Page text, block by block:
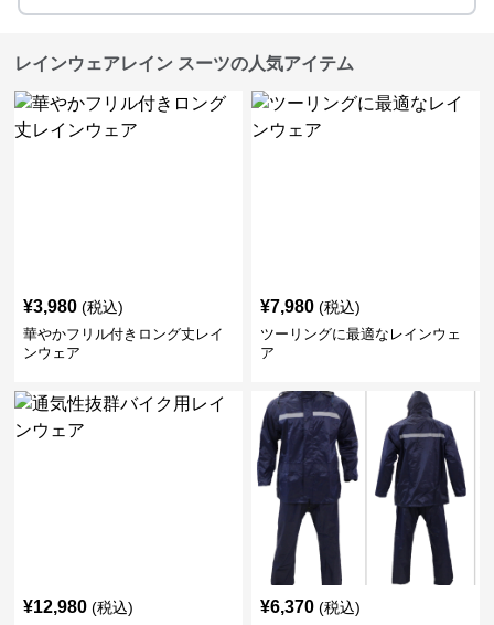
レインウェアレイン スーツの人気アイテム
¥3,980 (税込)
華やかフリル付きロング丈レイ
ンウェア
¥7,980 (税込)
ツーリングに最適なレインウェ
ア
¥12,980 (税込) ¥6,370 (税込)